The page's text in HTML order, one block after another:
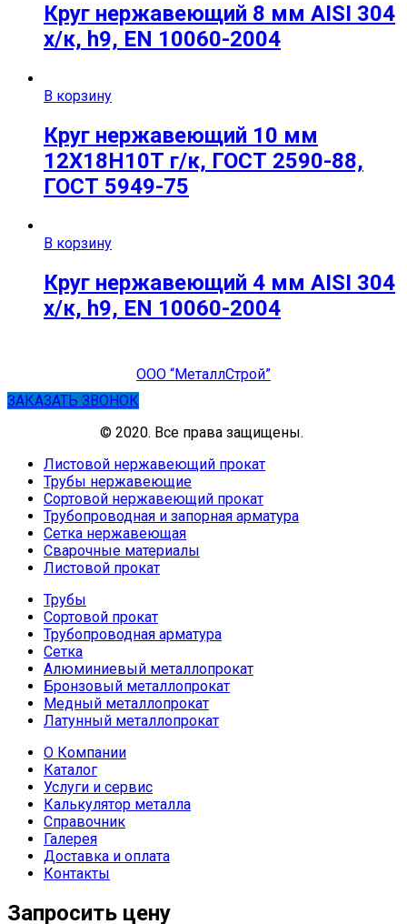
Круг нержавеющий 8 мм AISI 304
х/к, h9, EN 10060-2004
В корзину
Круг нержавеющий 10 мм
12Х18Н10Т г/к, ГОСТ 2590-88,
ГОСТ 5949-75
В корзину
Круг нержавеющий 4 мм AISI 304
х/к, h9, EN 10060-2004
ООО “МеталлСтрой”
ЗАКАЗАТЬ ЗВОНОК
© 2020. Все права защищены.
Листовой нержавеющий прокат
Трубы нержавеющие
Сортовой нержавеющий прокат
Трубопроводная и запорная арматура
Сетка нержавеющая
Сварочные материалы
Листовой прокат
Трубы
Сортовой прокат
Трубопроводная арматура
Сетка
Алюминиевый металлопрокат
Бронзовый металлопрокат
Медный металлопрокат
Латунный металлопрокат
О Компании
Каталог
Услуги и сервис
Калькулятор металла
Справочник
Галерея
Доставка и оплата
Контакты
Запросить цену